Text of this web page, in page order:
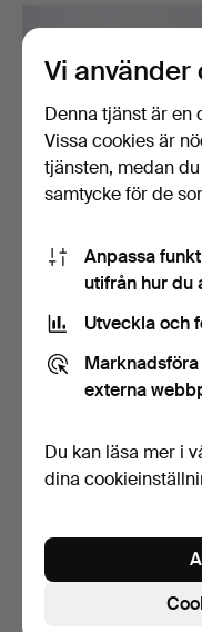
SILVERPLÄTERADE
BESTICK, parti.
Klubbades 4 maj 2026
1 bud
Vi använder
Denna tjänst är en
Vissa cookies är
tjänsten, medan
samtycke för de
Anpassa
utifrån hur du
Utveckla och
externa
Du kan läsa mer i
dina